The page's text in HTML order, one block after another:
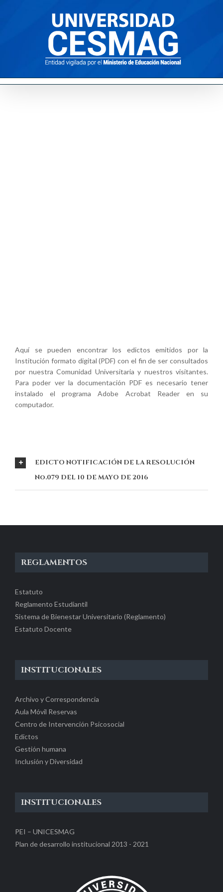
Aquí se pueden encontrar los edictos emitidos por la
Institución formato digital (PDF) con el fin de ser consultados
por nuestra Comunidad Universitaria y nuestros visitantes.
Para poder ver la documentación PDF es necesario tener
instalado el programa Adobe Acrobat Reader en su
computador.
EDICTO NOTIFICACIÓN DE LA RESOLUCIÓN
No.079 DEL 10 DE MAYO DE 2016
REGLAMENTOS
Estatuto
Reglamento Estudiantil
Sistema de Bienestar Universitario (Reglamento)
Estatuto Docente
INSTITUCIONALES
Archivo y Correspondencia
Aula Móvil Reservas
Centro de Intervención Psicosocial
Edictos
Gestión humana
Inclusión y Diversidad
INSTITUCIONALES
PEI – UNICESMAG
Plan de desarrollo institucional 2013 - 2021